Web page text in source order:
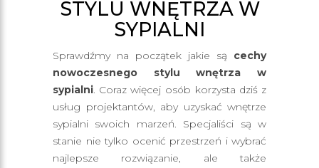
STYLU WNĘTRZA W
SYPIALNI
Sprawdźmy na początek jakie są cechy
nowoczesnego stylu wnętrza w
sypialni. Coraz więcej osób korzysta dziś z
usług projektantów, aby uzyskać wnętrze
sypialni swoich marzeń. Specjaliści są w
stanie nie tylko ocenić przestrzeń i wybrać
najlepsze rozwiązanie, ale także